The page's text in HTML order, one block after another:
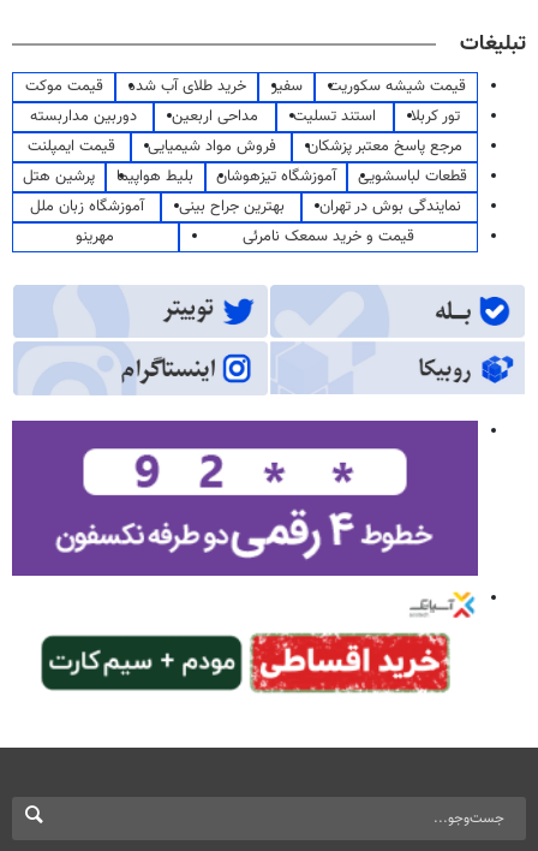
تبلیغات
قیمت شیشه سکوریت سفیر خرید طلای آب شده
قیمت موکت
تور کربلا
استند تسلیت مداحی اربعین
دوربین مداربسته
مرجع پاسخ معتبر پزشکان
فروش مواد شیمیایی
قیمت ایمپلنت
قطعات لباسشویی
آموزشگاه تیزهوشان بلیط هواپیما
پرشین هتل
نمایندگی بوش در تهران
بهترین جراح بینی
آموزشگاه زبان ملل
قیمت و خرید سمعک نامرئی
مهرینو